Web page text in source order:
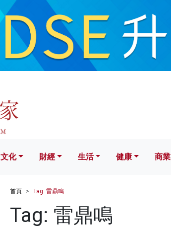
財經 生活 健康
文化 財經 生活 健康 商業
首頁 Tag: 雷鼎鳴
Tag: 雷鼎鳴